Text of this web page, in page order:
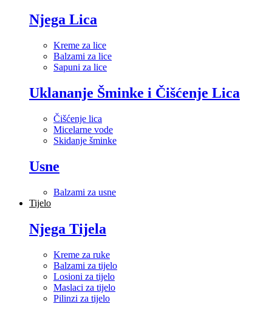
Njega Lica
Kreme za lice
Balzami za lice
Sapuni za lice
Uklananje Šminke i Čišćenje Lica
Čišćenje lica
Micelarne vode
Skidanje šminke
Usne
Balzami za usne
Tijelo
Njega Tijela
Kreme za ruke
Balzami za tijelo
Losioni za tijelo
Maslaci za tijelo
Pilinzi za tijelo